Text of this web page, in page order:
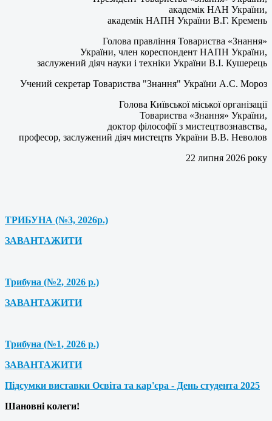
академік НАН України,
академік НАПН України В.Г. Кремень
Голова правління Товариства «Знання»
України, член кореспондент НАПН України,
заслужений діяч науки і техніки України В.І. Кушерець
Учений секретар Товариства "Знання" України А.С. Мороз
Голова Київської міської організації
Товариства «Знання» України,
доктор філософії з мистецтвознавства,
професор, заслужений діяч мистецтв України В.В. Неволов
22 липня 2026 року
ТРИБУНА (№3, 2026р.)
ЗАВАНТАЖИТИ
Трибуна (№2, 2026 р.)
ЗАВАНТАЖИТИ
Трибуна (№1, 2026 р.)
ЗАВАНТАЖИТИ
Підсумки виставки Освіта та кар'єра - День студента 2025
Шановні колеги!